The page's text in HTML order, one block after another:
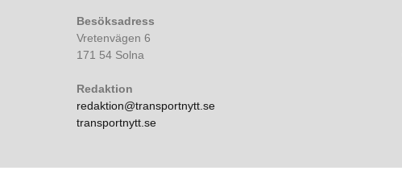
Besöksadress
Vretenvägen 6
171 54 Solna
Redaktion
redaktion@transportnytt.se
transportnytt.se